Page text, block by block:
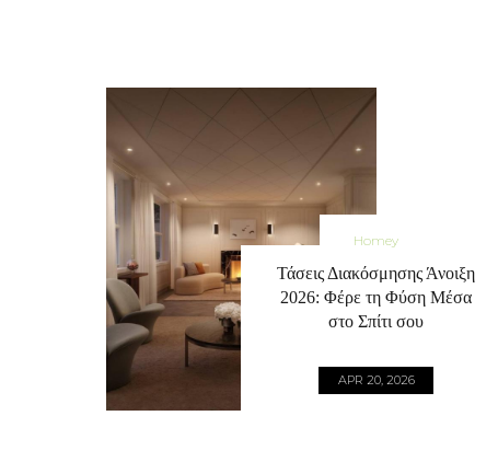
Homey
Τάσεις Διακόσμησης Άνοιξη
2026: Φέρε τη Φύση Μέσα
στο Σπίτι σου
APR 20, 2026